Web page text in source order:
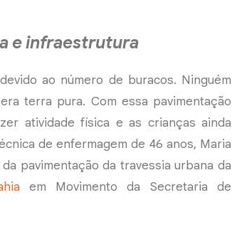
e infraestrutura
ao número de buracos. Ninguém
terra pura. Com essa pavimentação
atividade física e as crianças ainda
de enfermagem de 46 anos, Maria
pavimentação da travessia urbana da
em Movimento da Secretaria de